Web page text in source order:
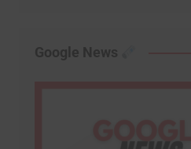
Google News